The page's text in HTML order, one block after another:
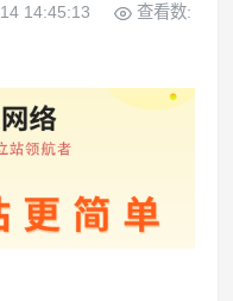
14:45:13
查看数: